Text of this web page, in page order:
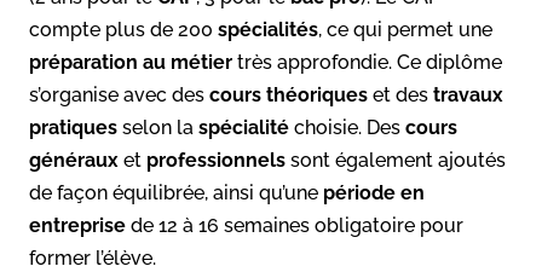
compte plus de 200 spécialités, ce qui permet une
préparation au métier très approfondie. Ce diplôme
s’organise avec des cours théoriques et des travaux
pratiques selon la spécialité choisie. Des cours
généraux et professionnels sont également ajoutés
de façon équilibrée, ainsi qu’une période en
entreprise de 12 à 16 semaines obligatoire pour
former l’élève.